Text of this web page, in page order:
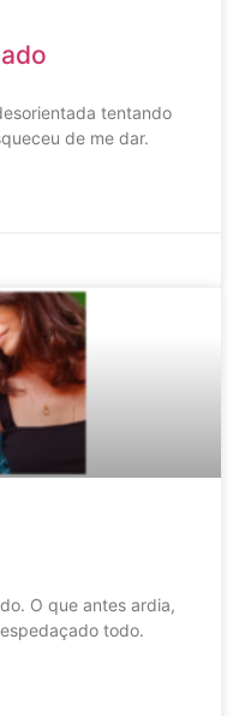
tentando
de me dar.
O que antes ardia,
todo.